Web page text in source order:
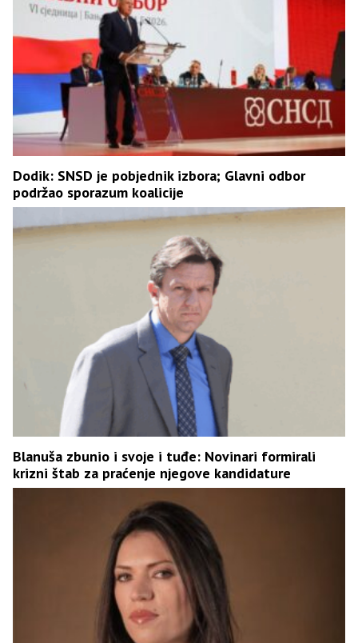
Dodik: SNSD je pobjednik izbora; Glavni odbor
podržao sporazum koalicije
Blanuša zbunio i svoje i tuđe: Novinari formirali
krizni štab za praćenje njegove kandidature